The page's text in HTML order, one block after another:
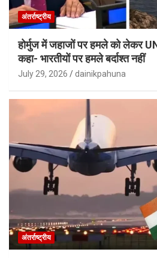
अंतर्राष्ट्रीय
होर्मुज में जहाजों पर हमले को लेकर
कहा- भारतीयों पर हमले बर्दाश्त नहीं
July 29, 2026 dainikpahuna
अंतर्राष्ट्रीय